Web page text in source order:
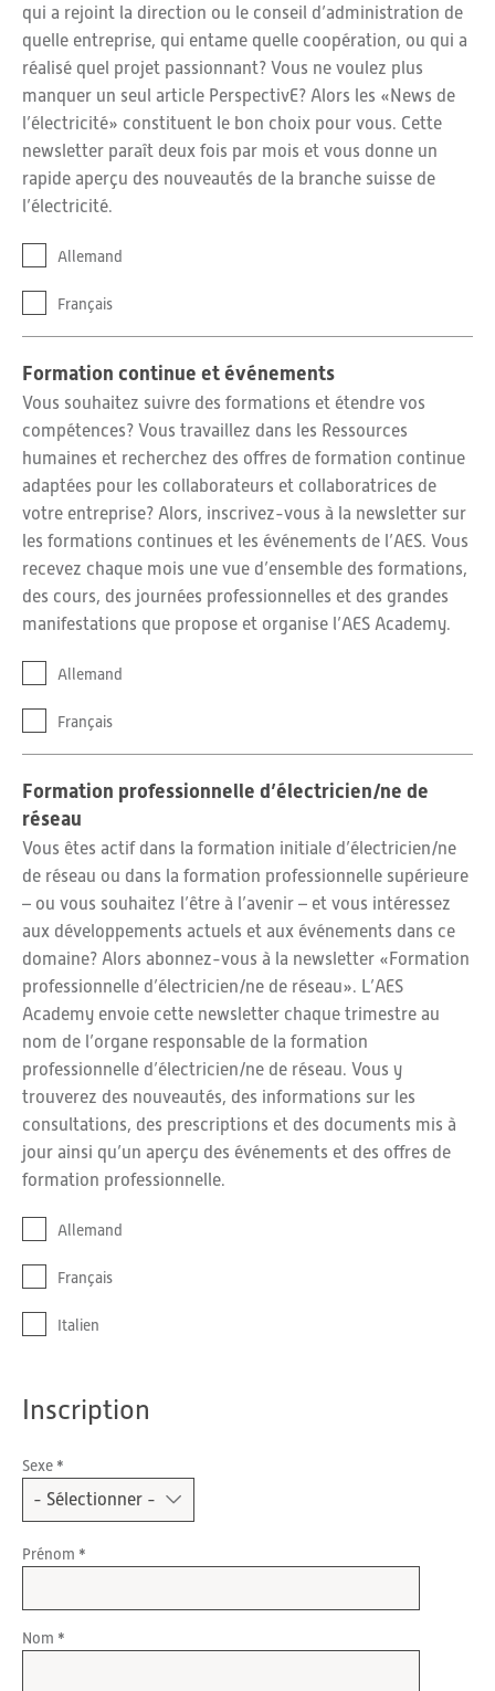
qui a rejoint la direction ou le conseil d’administration de
quelle entreprise, qui entame quelle coopération, ou qui a
réalisé quel projet passionnant? Vous ne voulez plus
manquer un seul article PerspectivE? Alors les «News de
l’électricité» constituent le bon choix pour vous. Cette
newsletter paraît deux fois par mois et vous donne un
rapide aperçu des nouveautés de la branche suisse de
l’électricité.
Allemand
Français
Formation continue et événements
Vous souhaitez suivre des formations et étendre vos
compétences? Vous travaillez dans les Ressources
humaines et recherchez des offres de formation continue
adaptées pour les collaborateurs et collaboratrices de
votre entreprise? Alors, inscrivez-vous à la newsletter sur
les formations continues et les événements de l’AES. Vous
recevez chaque mois une vue d’ensemble des formations,
des cours, des journées professionnelles et des grandes
manifestations que propose et organise l’AES Academy.
Allemand
Français
Formation professionnelle d’électricien/ne de
réseau
Vous êtes actif dans la formation initiale d’électricien/ne
de réseau ou dans la formation professionnelle supérieure
– ou vous souhaitez l’être à l’avenir – et vous intéressez
aux développements actuels et aux événements dans ce
domaine? Alors abonnez-vous à la newsletter «Formation
professionnelle d’électricien/ne de réseau». L’AES
Academy envoie cette newsletter chaque trimestre au
nom de l’organe responsable de la formation
professionnelle d’électricien/ne de réseau. Vous y
trouverez des nouveautés, des informations sur les
consultations, des prescriptions et des documents mis à
jour ainsi qu’un aperçu des événements et des offres de
formation professionnelle.
Allemand
Français
Italien
Inscription
Sexe
Prénom
Nom